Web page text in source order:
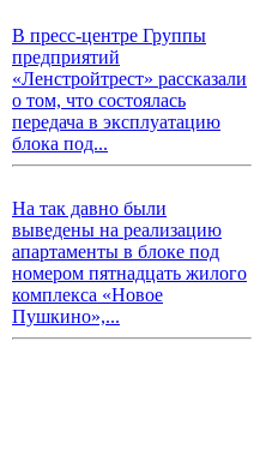
В пресс-центре Группы
предприятий
«Ленстройтрест» рассказали
о том, что состоялась
передача в эксплуатацию
блока под...
На так давно были
выведены на реализацию
апартаменты в блоке под
номером пятнадцать жилого
комплекса «Новое
Пушкино»,...